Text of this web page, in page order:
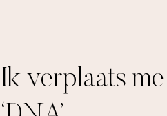
Ik verplaats